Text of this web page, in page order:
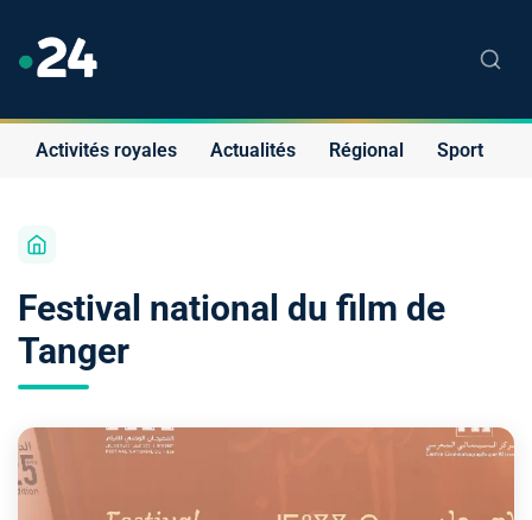
Activités royales Actualités Régional Sport
Festival national du film de
Tanger